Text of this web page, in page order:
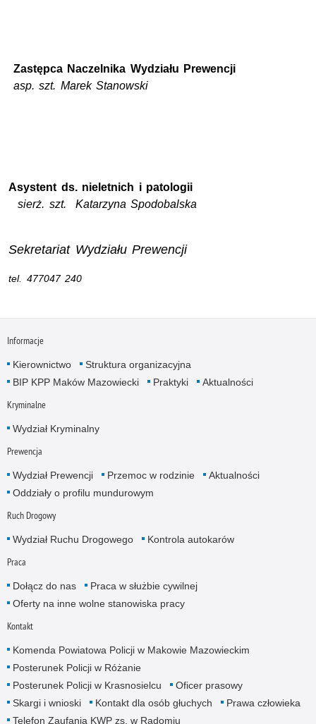
Zastępca Naczelnika Wydziału Prewencji
asp. szt. Marek Stanowski
Asystent ds. nieletnich i patologii
sierż. szt. Katarzyna Spodobalska
Sekretariat Wydziału Prewencji
tel. 477047 240
Informacje
Kierownictwo
Struktura organizacyjna
BIP KPP Maków Mazowiecki
Praktyki Aktualności
Kryminalne
Wydział Kryminalny
Prewencja
Wydział Prewencji Przemoc w rodzinie
Aktualności
Oddziały o profilu mundurowym
Ruch Drogowy
Wydział Ruchu Drogowego Kontrola autokarów
Praca
Dołącz do nas
Praca w służbie cywilnej
Oferty na inne wolne stanowiska pracy
Kontakt
Komenda Powiatowa Policji w Makowie Mazowieckim
Posterunek Policji w Różanie
Posterunek Policji w Krasnosielcu
Oficer prasowy
Skargi i wnioski
Kontakt dla osób głuchych
Prawa człowieka
Telefon Zaufania KWP zs. w Radomiu